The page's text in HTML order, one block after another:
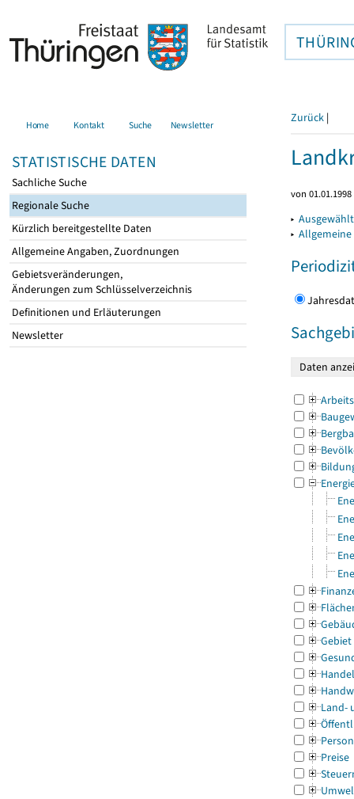
Home Kontakt Suche Newsletter
STATISTISCHE DATEN
Sachliche Suche
Regionale Suche
Kürzlich bereitgestellte Daten
Allgemeine Angaben, Zuordnungen
Gebietsveränderungen,
Änderungen zum Schlüsselverzeichnis
Definitionen und Erläuterungen
Newsletter
Zurück |
von
▸
▸
Gebiet
Land-
Preise